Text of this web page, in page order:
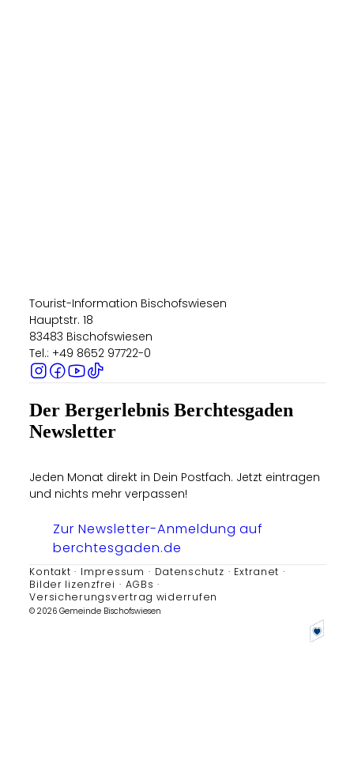
Tourist-Information Bischofswiesen
Hauptstr. 18
83483 Bischofswiesen
Tel.: +49 8652 97722-0
Der Bergerlebnis Berchtesgaden
Newsletter
Jeden Monat direkt in Dein Postfach. Jetzt eintragen
und nichts mehr verpassen!
Zur Newsletter-Anmeldung auf
berchtesgaden.de
Kontakt Impressum Datenschutz
Extranet
Bilder lizenzfrei
AGBs
Versicherungsvertrag widerrufen
© 2026 Gemeinde Bischofswiesen